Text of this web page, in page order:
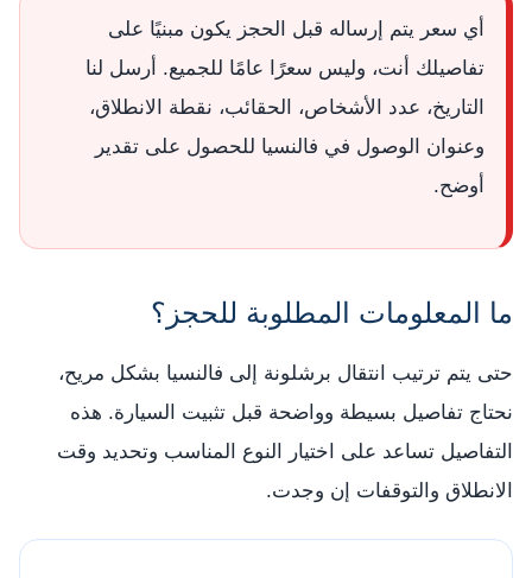
أي سعر يتم إرساله قبل الحجز يكون مبنيًا على
تفاصيلك أنت، وليس سعرًا عامًا للجميع. أرسل لنا
التاريخ، عدد الأشخاص، الحقائب، نقطة الانطلاق،
وعنوان الوصول في فالنسيا للحصول على تقدير
أوضح.
ما المعلومات المطلوبة للحجز؟
حتى يتم ترتيب انتقال برشلونة إلى فالنسيا بشكل مريح،
نحتاج تفاصيل بسيطة وواضحة قبل تثبيت السيارة. هذه
التفاصيل تساعد على اختيار النوع المناسب وتحديد وقت
الانطلاق والتوقفات إن وجدت.